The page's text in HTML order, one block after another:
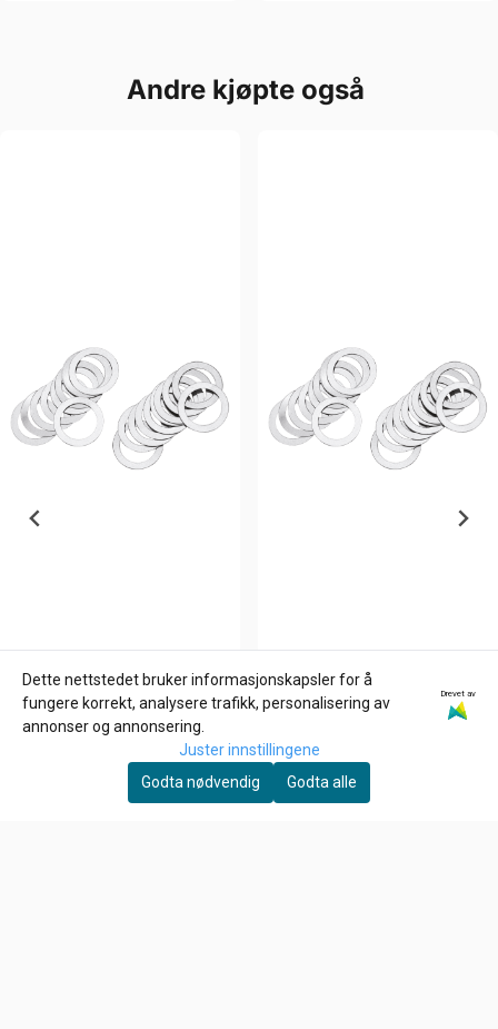
Andre kjøpte også
ZODIAC
ROCKER ARM SHIMS FOR
EVOLUTION & TWIN CAM,
ZODIAC
ROCKER ARM SHIMS FOR
EVOLUTION & TWIN CAM,
Spacer 012"
6,-
Dette nettstedet bruker informasjonskapsler for å
fungere korrekt, analysere trafikk, personalisering av
annonser og annonsering.
Drevet av
Juster innstillingene
Godta nødvendig
Godta alle